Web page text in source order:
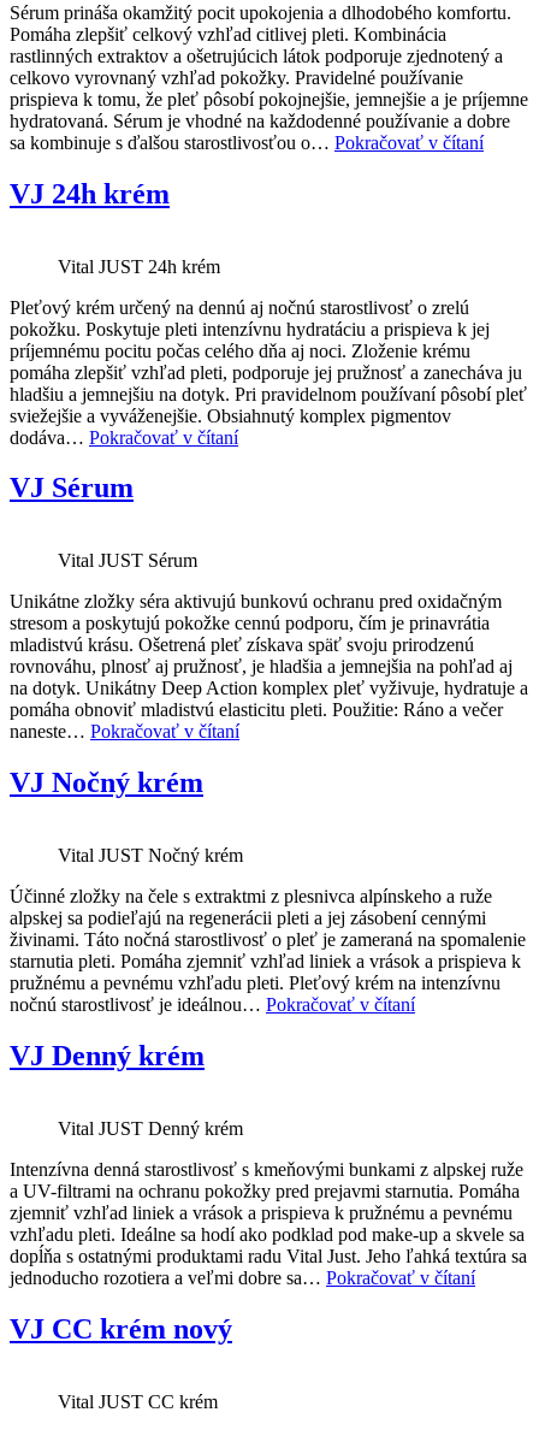
Sérum prináša okamžitý pocit upokojenia a dlhodobého komfortu.
Pomáha zlepšiť celkový vzhľad citlivej pleti. Kombinácia
rastlinných extraktov a ošetrujúcich látok podporuje zjednotený a
celkovo vyrovnaný vzhľad pokožky. Pravidelné používanie
prispieva k tomu, že pleť pôsobí pokojnejšie, jemnejšie a je príjemne
hydratovaná. Sérum je vhodné na každodenné používanie a dobre
sa kombinuje s ďalšou starostlivosťou o… Pokračovať v čítaníSérum
VJ 24h krém
Vital JUST 24h krém
Pleťový krém určený na dennú aj nočnú starostlivosť o zrelú
pokožku. Poskytuje pleti intenzívnu hydratáciu a prispieva k jej
príjemnému pocitu počas celého dňa aj noci. Zloženie krému
pomáha zlepšiť vzhľad pleti, podporuje jej pružnosť a zanecháva ju
hladšiu a jemnejšiu na dotyk. Pri pravidelnom používaní pôsobí pleť
sviežejšie a vyváženejšie. Obsiahnutý komplex pigmentov
dodáva… Pokračovať v čítaníVJ
VJ Sérum
Vital JUST Sérum
Unikátne zložky séra aktivujú bunkovú ochranu pred oxidačným
stresom a poskytujú pokožke cennú podporu, čím je prinavrátia
mladistvú krásu. Ošetrená pleť získava späť svoju prirodzenú
rovnováhu, plnosť aj pružnosť, je hladšia a jemnejšia na pohľad aj
na dotyk. Unikátny Deep Action komplex pleť vyživuje, hydratuje a
pomáha obnoviť mladistvú elasticitu pleti. Použitie: Ráno a večer
naneste… Pokračovať v čítaníVJ
VJ Nočný krém
Vital JUST Nočný krém
Účinné zložky na čele s extraktmi z plesnivca alpínskeho a ruže
alpskej sa podieľajú na regenerácii pleti a jej zásobení cennými
živinami. Táto nočná starostlivosť o pleť je zameraná na spomalenie
starnutia pleti. Pomáha zjemniť vzhľad liniek a vrások a prispieva k
pružnému a pevnému vzhľadu pleti. Pleťový krém na intenzívnu
nočnú starostlivosť je ideálnou… Pokračovať v čítaníVJ
VJ Denný krém
Vital JUST Denný krém
Intenzívna denná starostlivosť s kmeňovými bunkami z alpskej ruže
a UV-filtrami na ochranu pokožky pred prejavmi starnutia. Pomáha
zjemniť vzhľad liniek a vrások a prispieva k pružnému a pevnému
vzhľadu pleti. Ideálne sa hodí ako podklad pod make-up a skvele sa
dopĺňa s ostatnými produktami radu Vital Just. Jeho ľahká textúra sa
jednoducho rozotiera a veľmi dobre sa… Pokračovať v čítaníVJ
VJ CC krém nový
Vital JUST CC krém